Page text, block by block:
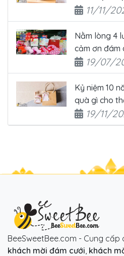
Ngày
11/11/
Nằm lòng 4
cảm ơn đám
Ngày
19/07/
Kỷ niệm 10
quà gì cho
Ngày
19/11/
BeeSweetBee.com - Cung cấp
khách mời đám cưới khách